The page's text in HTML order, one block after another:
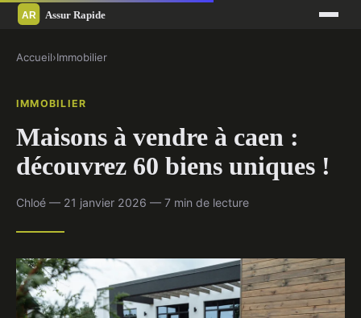
Accueil›Immobilier
IMMOBILIER
Maisons à vendre à caen :
découvrez 60 biens uniques !
Chloé — 21 janvier 2026 — 7 min de lecture